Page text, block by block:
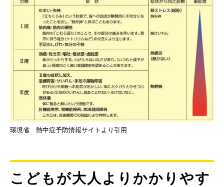
環境省 熱中症予防情報サイトより引用
こどもが大人よりかかりやす